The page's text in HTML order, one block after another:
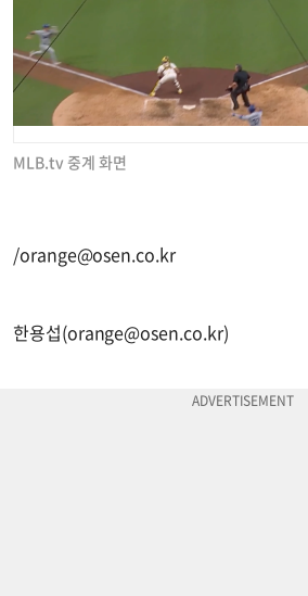
MLB.tv 중계 화면
/orange@osen.co.kr
한용섭(orange@osen.co.kr)